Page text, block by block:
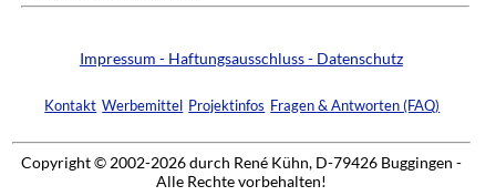
Impressum - Haftungsausschluss - Datenschutz
Kontakt Werbemittel Projektinfos Fragen & Antworten (FAQ)
Copyright © 2002-2026 durch René Kühn, D-79426 Buggingen -
Alle Rechte vorbehalten!